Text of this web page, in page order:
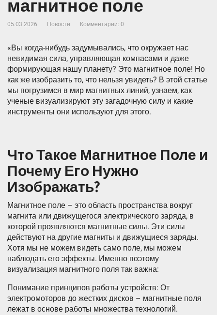
магнитное поле
05.03.2026 Новости Комментарии: 0
«Вы когда-нибудь задумывались, что окружает нас
невидимая сила, управляющая компасами и даже
формирующая нашу планету? Это магнитное поле! Но
как же изобразить то, что нельзя увидеть? В этой статье
мы погрузимся в мир магнитных линий, узнаем, как
ученые визуализируют эту загадочную силу и какие
инструменты они используют для этого.
Что Такое Магнитное Поле и
Почему Его Нужно
Изображать?
Магнитное поле – это область пространства вокруг
магнита или движущегося электрического заряда, в
которой проявляются магнитные силы. Эти силы
действуют на другие магниты и движущиеся заряды.
Хотя мы не можем видеть само поле, мы можем
наблюдать его эффекты. Именно поэтому
визуализация магнитного поля так важна:
Понимание принципов работы устройств: От
электромоторов до жестких дисков – магнитные поля
лежат в основе работы множества технологий.